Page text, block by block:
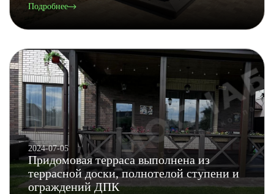
Подробнее
2024-07-05
Придомовая терраса выполнена из
террасной доски, полнотелой ступени и
ограждений ДПК